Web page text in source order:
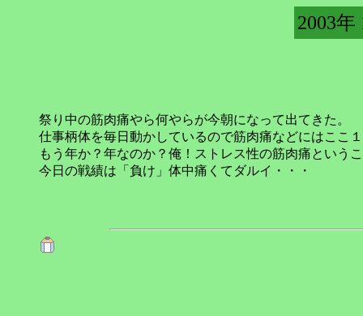
2003年
祭り中の筋肉痛やら何やらが今朝になって出てきた。
仕事柄体を毎日動かしているので筋肉痛などにはここ
もう年か？年なのか？俺！ストレス性の筋肉痛という
今日の戦績は「負け」体中痛くてダルイ・・・